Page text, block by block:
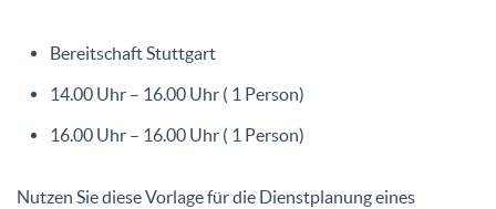
Bereitschaft Stuttgart
14.00 Uhr – 16.00 Uhr ( 1 Person)
16.00 Uhr – 16.00 Uhr ( 1 Person)
Nutzen Sie diese Vorlage für die Dienstplanung eines